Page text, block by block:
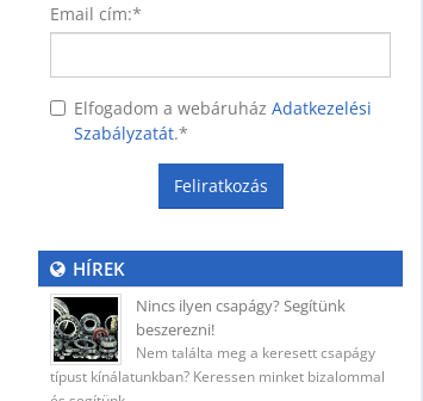
Email cím:*
Elfogadom a webáruház Adatkezelési
Szabályzatát.*
Feliratkozás
HÍREK
Nincs ilyen csapágy? Segítünk
beszerezni!
Nem találta meg a keresett csapágy
típust kínálatunkban? Keressen minket bizalommal